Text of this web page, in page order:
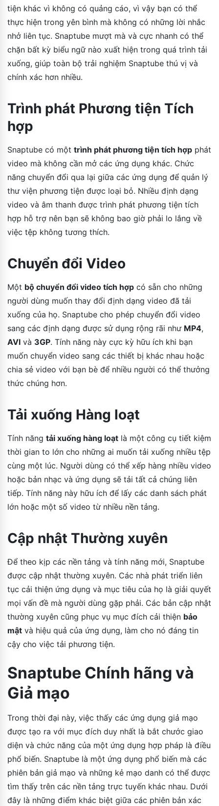
tiện khác vì không có quảng cáo, vì vậy bạn có thể
thực hiện trong yên bình mà không có những lời nhắc
nhở liên tục. Snaptube mượt mà và cực nhanh có thể
chặn bất kỳ biểu ngữ nào xuất hiện trong quá trình tải
xuống, giúp toàn bộ trải nghiệm Snaptube thú vị và
chính xác hơn nhiều.
Trình phát Phương tiện Tích
hợp
Snaptube có một trình phát phương tiện tích hợp phát
video mà không cần mở các ứng dụng khác. Chức
năng chuyển đổi qua lại giữa các ứng dụng để quản lý
thư viện phương tiện được loại bỏ. Nhiều định dạng
video và âm thanh được trình phát phương tiện tích
hợp hỗ trợ nên bạn sẽ không bao giờ phải lo lắng về
việc tệp không tương thích.
Chuyển đổi Video
Một bộ chuyển đổi video tích hợp có sẵn cho những
người dùng muốn thay đổi định dạng video đã tải
xuống của họ. Snaptube cho phép chuyển đổi video
sang các định dạng được sử dụng rộng rãi như MP4,
AVI và 3GP. Tính năng này cực kỳ hữu ích khi bạn
muốn chuyển video sang các thiết bị khác nhau hoặc
chia sẻ video với bạn bè để nhiều người có thể thưởng
thức chúng hơn.
Tải xuống Hàng loạt
Tính năng tải xuống hàng loạt là một công cụ tiết kiệm
thời gian to lớn cho những ai muốn tải xuống nhiều tệp
cùng một lúc. Người dùng có thể xếp hàng nhiều video
hoặc bản nhạc và ứng dụng sẽ tải tất cả chúng liên
tiếp. Tính năng này hữu ích để lấy các danh sách phát
lớn hoặc một số video từ nhiều nền tảng.
Cập nhật Thường xuyên
Để theo kịp các nền tảng và tính năng mới, Snaptube
được cập nhật thường xuyên. Các nhà phát triển liên
tục cải thiện ứng dụng và mục tiêu của họ là giải quyết
mọi vấn đề mà người dùng gặp phải. Các bản cập nhật
thường xuyên cũng phục vụ mục đích cải thiện bảo
mật và hiệu quả của ứng dụng, làm cho nó đáng tin
cậy cho việc tải phương tiện.
Snaptube Chính hãng và
Giả mạo
Trong thời đại này, việc thấy các ứng dụng giả mạo
được tạo ra với mục đích duy nhất là bắt chước giao
diện và chức năng của một ứng dụng hợp pháp là điều
phổ biến. Snaptube là một ứng dụng phổ biến mà các
phiên bản giả mạo và những kẻ mạo danh có thể được
tìm thấy trên các nền tảng trực tuyến khác nhau. Dưới
đây là những điểm khác biệt giữa các phiên bản xác